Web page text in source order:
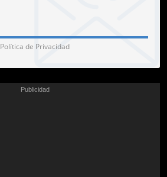
Política de Privacidad